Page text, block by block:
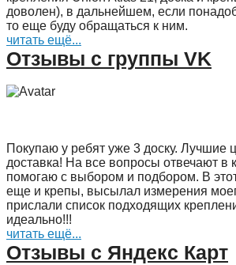
доволен), в дальнейшем, если
то еще буду обращаться к ним.
читать ещё...
Отзывы с группы VK
Покупаю у ребят уже 3 доску. Лучшие
доставка! На все вопросы отвечают в
помогаю с выбором и подбором. В
еще и крепы, высылал измерения
прислали список подходящих
идеально!!!
читать ещё...
Отзывы с Яндекс Карт